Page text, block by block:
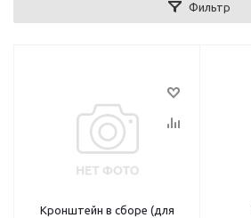
Фильтр
Кронштейн в сборе (для